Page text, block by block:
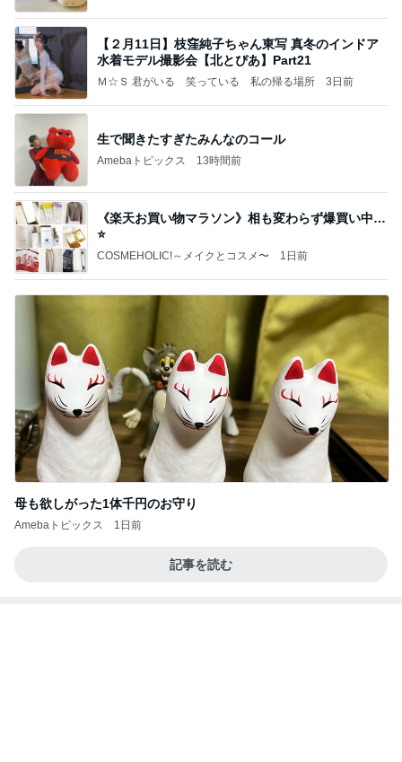
【２月11日】枝窪純子ちゃん東写 真冬のインドア
水着モデル撮影会【北とぴあ】Part21
Ｍ☆Ｓ 君がいる 笑っている 私の帰る場所 3日前
生で聞きたすぎたみんなのコール
Amebaトピックス 13時間前
《楽天お買い物マラソン》相も変わらず爆買い中…
⭐️
COSMEHOLIC!～メイクとコスメ〜 1日前
母も欲しがった1体千円のお守り
Amebaトピックス 1日前
記事を読む